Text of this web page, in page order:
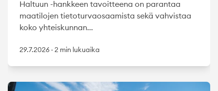
Haltuun -hankkeen tavoitteena on parantaa
maatilojen tietoturvaosaamista sekä vahvistaa
koko yhteiskunnan...
29.7.2026 · 2 min lukuaika